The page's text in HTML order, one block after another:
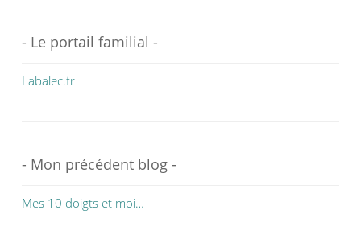
- Le portail familial -
Labalec.fr
- Mon précédent blog -
Mes 10 doigts et moi…